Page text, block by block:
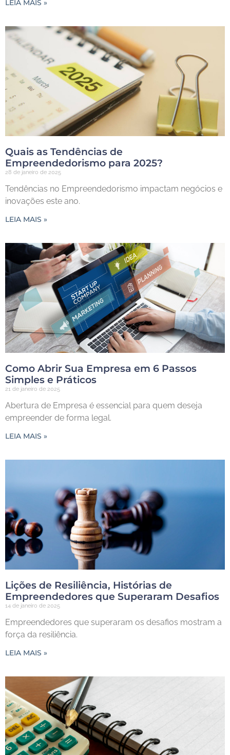
LEIA MAIS »
Quais as Tendências de
Empreendedorismo para 2025?
28 de janeiro de 2025
Tendências no Empreendedorismo impactam negócios e
inovações este ano.
LEIA MAIS »
Como Abrir Sua Empresa em 6 Passos
Simples e Práticos
21 de janeiro de 2025
Abertura de Empresa é essencial para quem deseja
empreender de forma legal.
LEIA MAIS »
Lições de Resiliência, Histórias de
Empreendedores que Superaram Desafios
14 de janeiro de 2025
Empreendedores que superaram os desafios mostram a
força da resiliência.
LEIA MAIS »